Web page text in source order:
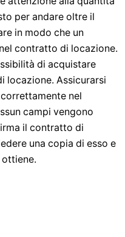
per andare oltre il
in modo che un
contratto di locazione.
di acquistare
locazione. Assicurarsi
nel
campi vengono
il contratto di
una copia di esso e